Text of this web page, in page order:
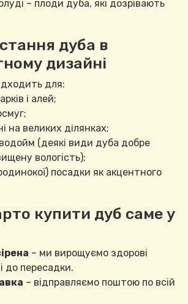
– плоди дуба, які дозрівають
дуба в
дизайні
для:
і алей;
на великих ділянках;
(деякі види дуба добре
вологість);
посадки як акцентного
купити дуб саме у
– ми вирощуємо здорові
до пересадки.
– відправляємо поштою по всій